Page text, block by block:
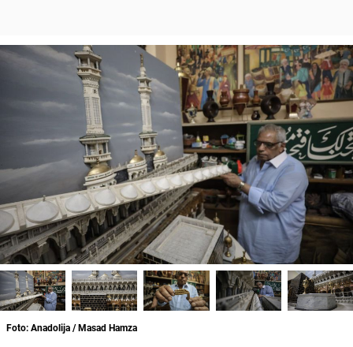
Foto: Anadolija / Masad Hamza